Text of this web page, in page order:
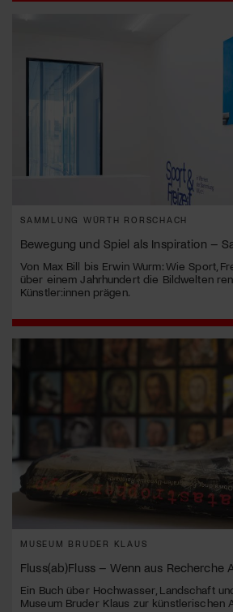
SAMMLUNG WÜRTH RORSCHACH
Bewegung und Spiel als Inspiration –
Von Max Bill bis Erwin Wurm: Wie Sport,
über einem Jahrhundert die Bildwelten
Künstler:innen prägen.
MUSEUM BRUDER KLAUS
Fluss(ab)Fluss – Wenn aus Recherche
Ein Buch über Hochwasser, Landschaft
Museum Bruder Klaus zur künstlerischen